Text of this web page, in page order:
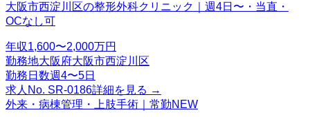
大阪市西淀川区の整形外科クリニック｜週4日〜・当直・
OCなし可
年収1,600〜2,000万円
勤務地大阪府大阪市西淀川区
勤務日数週4〜5日
求人No. SR-0186詳細を見る →
外来・病棟管理・上肢手術｜常勤NEW